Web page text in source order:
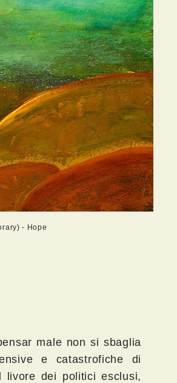
- Hope
male non si sbaglia
e catastrofiche di
livore dei politici esclusi,